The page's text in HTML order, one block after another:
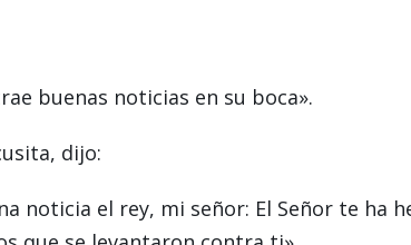
buenas noticias en su boca».
dijo:
noticia el rey, mi señor: El Señor te ha